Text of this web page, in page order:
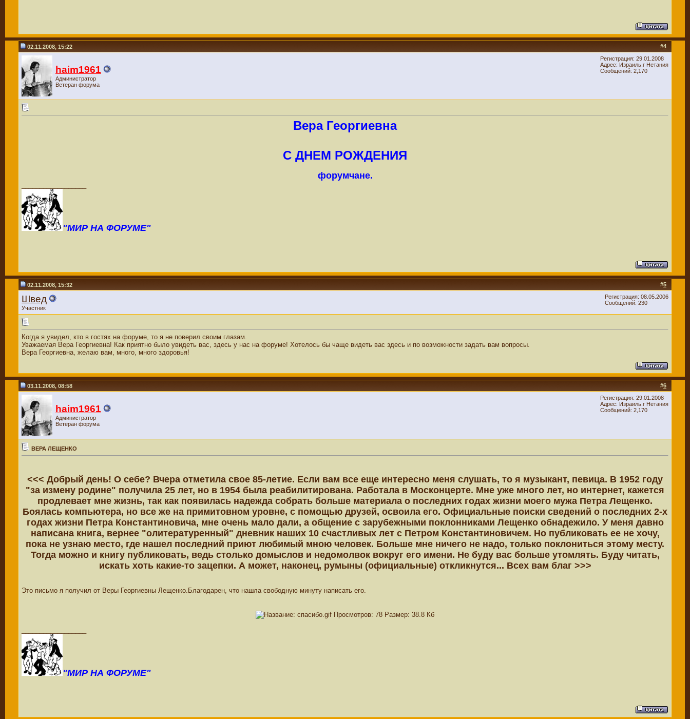
#4
02.11.2008, 15:22
haim1961
Администратор
Ветеран форума
Регистрация: 29.01.2008
Адрес: Израиль.г Нетания
Сообщений: 2,170
Вера Георгиевна
С ДНЕМ РОЖДЕНИЯ
форумчане.
"МИР НА ФОРУМЕ"
#5
02.11.2008, 15:32
Швед
Участник
Регистрация: 08.05.2006
Сообщений: 230
Когда я увидел, кто в гостях на форуме, то я не поверил своим глазам.
Уважаемая Вера Георгиевна! Как приятно было увидеть вас, здесь у нас на форуме! Хотелось бы чаще видеть вас здесь и по возможности задать вам вопросы.
Вера Георгиевна, желаю вам, много, много здоровья!
#6
03.11.2008, 08:58
haim1961
Администратор
Ветеран форума
Регистрация: 29.01.2008
Адрес: Израиль.г Нетания
Сообщений: 2,170
ВЕРА ЛЕЩЕНКО
<<< Добрый день! О себе? Вчера отметила свое 85-летие. Если вам все еще интересно меня слушать, то я музыкант, певица. В 1952 году
"за измену родине" получила 25 лет, но в 1954 была реабилитирована. Работала в Москонцерте. Мне уже много лет, но интернет, кажется
продлевает мне жизнь, так как появилась надежда собрать больше материала о последних годах жизни моего мужа Петра Лещенко.
Боялась компьютера, но все же на примитовном уровне, с помощью друзей, освоила его. Официальные поиски сведений о последних 2-х
годах жизни Петра Константиновича, мне очень мало дали, а общение с зарубежными поклонниками Лещенко обнадежило. У меня давно
написана книга, вернее "олитературенный" дневник наших 10 счастливых лет с Петром Константиновичем. Но публиковать ее не хочу,
пока не узнаю место, где нашел последний приют любимый мною человек. Больше мне ничего не надо, только поклониться этому месту.
Тогда можно и книгу публиковать, ведь столько домыслов и недомолвок вокруг его имени. Не буду вас больше утомлять. Буду читать,
искать хоть какие-то зацепки. А может, наконец, румыны (официальные) откликнутся... Всех вам благ >>>
Это письмо я получил от Веры Георгиевны Лещенко.Благодарен, что нашла свободную минуту написать его.
"МИР НА ФОРУМЕ"